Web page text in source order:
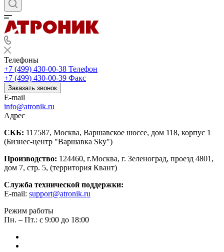
Телефоны
+7 (499) 430-00-38 Телефон
+7 (499) 430-00-39 Факс
Заказать звонок
E-mail
info@atronik.ru
Адрес
СКБ: 117587, Москва, Варшавское шоссе, дом 118, корпус 1
(Бизнес-центр "Варшавка Sky")
Производство: 124460, г.Москва, г. Зеленоград, проезд 4801,
дом 7, стр. 5, (территория Квант)
Служба технической поддержки:
E-mail: support@atronik.ru
Режим работы
Пн. – Пт.: с 9:00 до 18:00